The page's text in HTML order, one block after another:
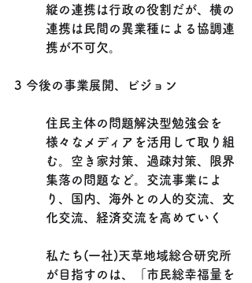
縦の連携は行政の役割だが、横の
連携は民間の異業種による協調連
携が不可欠。
3 今後の事業展開、ビジョン
住民主体の問題解決型勉強会を
様々なメディアを活用して取り組
む。空き家対策、過疎対策、限界
集落の問題など。交流事業によ
り、国内、海外との人的交流、文
化交流、経済交流を高めていく
私たち(一社)天草地域総合研究所
が目指すのは、「市民総幸福量を